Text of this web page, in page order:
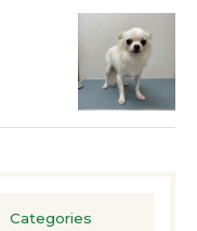
Categories